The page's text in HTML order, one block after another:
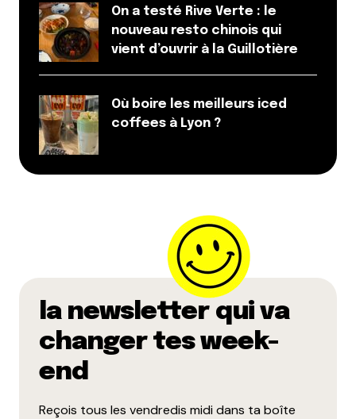
On a testé Rive Verte : le
nouveau resto chinois qui
vient d’ouvrir à la Guillotière
Où boire les meilleurs iced
coffees à Lyon ?
la newsletter qui va
changer tes week-
end
Reçois tous les vendredis midi dans ta boîte